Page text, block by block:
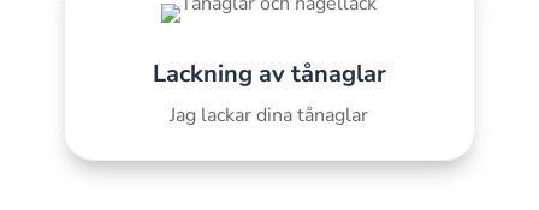
Lackning av tånaglar
Jag lackar dina tånaglar